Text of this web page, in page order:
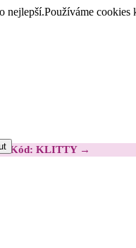
nejlepší.Používáme cookies
Kód: KLITTY →